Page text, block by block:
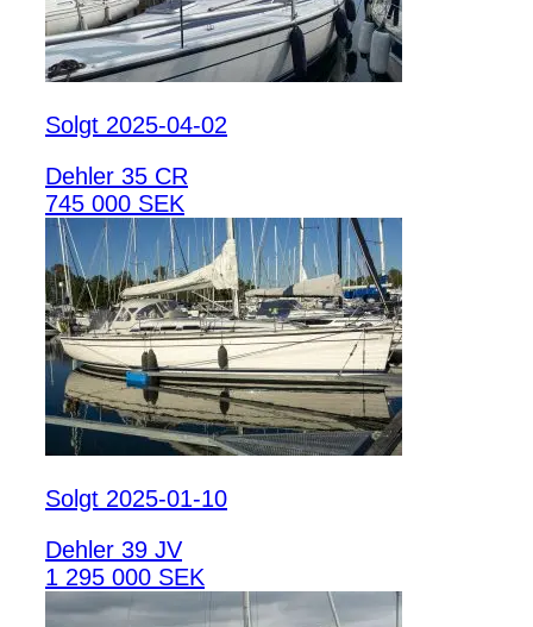
Solgt 2025-04-02
Dehler 35 CR
745 000 SEK
Solgt 2025-01-10
Dehler 39 JV
1 295 000 SEK